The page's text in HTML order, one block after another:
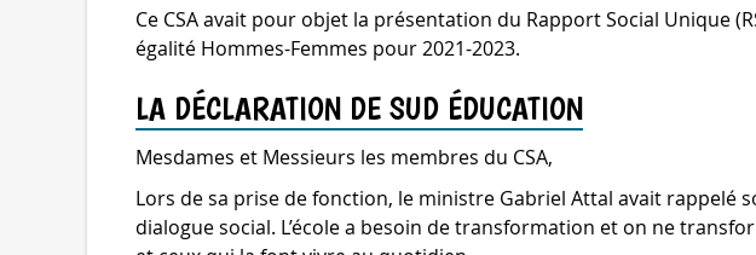
Ce CSA avait pour objet la présentation du Rapport Social Unique
égalité Hommes-Femmes pour 2021-2023.
LA DÉCLARATION DE SUD ÉDUCATION
Mesdames et Messieurs les membres du CSA,
Lors de sa prise de fonction, le ministre Gabriel Attal avait rappelé
dialogue social. L’école a besoin de transformation et on ne